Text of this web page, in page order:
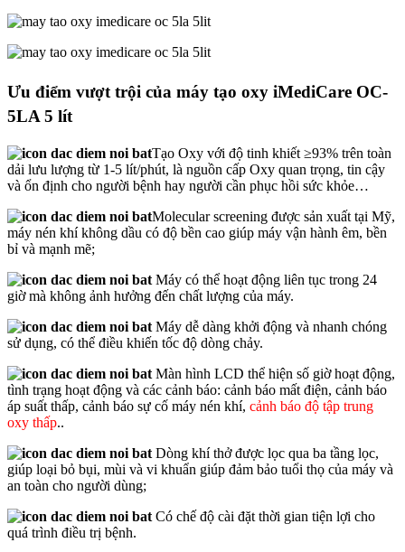
Ưu điểm vượt trội của máy tạo oxy iMediCare OC-
5LA 5 lít
Tạo Oxy với độ tinh khiết ≥93% trên toàn
dải lưu lượng từ 1-5 lít/phút, là nguồn cấp Oxy quan trọng, tin cậy
và ổn định cho người bệnh hay người cần phục hồi sức khỏe…
Molecular screening được sản xuất tại Mỹ,
máy nén khí không dầu có độ bền cao giúp máy vận hành êm, bền
bỉ và mạnh mẽ;
Máy có thể hoạt động liên tục trong 24
giờ mà không ảnh hưởng đến chất lượng của máy.
Máy dễ dàng khởi động và nhanh chóng
sử dụng, có thể điều khiến tốc độ dòng chảy.
Màn hình LCD thể hiện số giờ hoạt động,
tình trạng hoạt động và các cảnh báo: cảnh báo mất điện, cảnh báo
áp suất thấp, cảnh báo sự cố máy nén khí, cảnh báo độ tập trung
oxy thấp..
Dòng khí thở được lọc qua ba tầng lọc,
giúp loại bỏ bụi, mùi và vi khuẩn giúp đảm bảo tuổi thọ của máy và
an toàn cho người dùng;
Có chế độ cài đặt thời gian tiện lợi cho
quá trình điều trị bệnh.